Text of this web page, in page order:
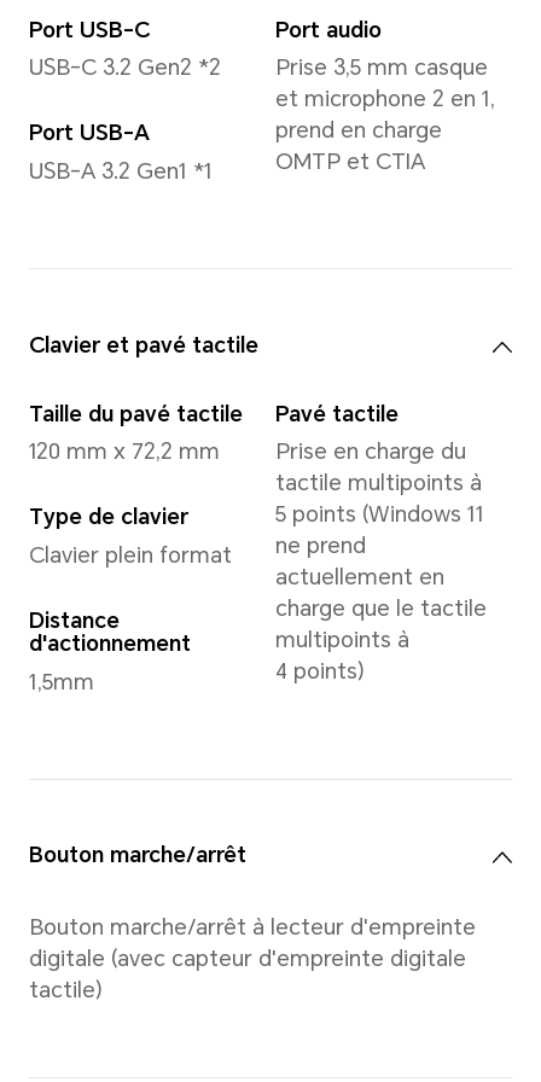
Nvidia RTX 2050
1372 MHz (fréquence de